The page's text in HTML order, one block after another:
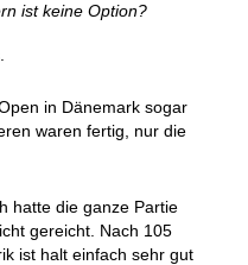
ist keine Option?
in Dänemark sogar
waren fertig, nur die
hatte die ganze Partie
gereicht. Nach 105
ist halt einfach sehr gut